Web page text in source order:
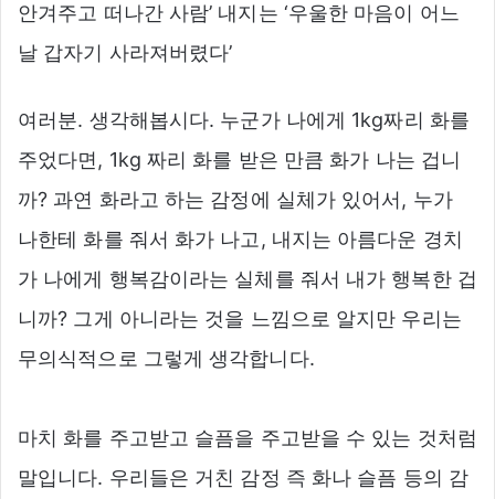
안겨주고 떠나간 사람’ 내지는 ‘우울한 마음이 어느
날 갑자기 사라져버렸다’
여러분. 생각해봅시다. 누군가 나에게 1kg짜리 화를
주었다면, 1kg 짜리 화를 받은 만큼 화가 나는 겁니
까? 과연 화라고 하는 감정에 실체가 있어서, 누가
나한테 화를 줘서 화가 나고, 내지는 아름다운 경치
가 나에게 행복감이라는 실체를 줘서 내가 행복한 겁
니까? 그게 아니라는 것을 느낌으로 알지만 우리는
무의식적으로 그렇게 생각합니다.
마치 화를 주고받고 슬픔을 주고받을 수 있는 것처럼
말입니다. 우리들은 거친 감정 즉 화나 슬픔 등의 감